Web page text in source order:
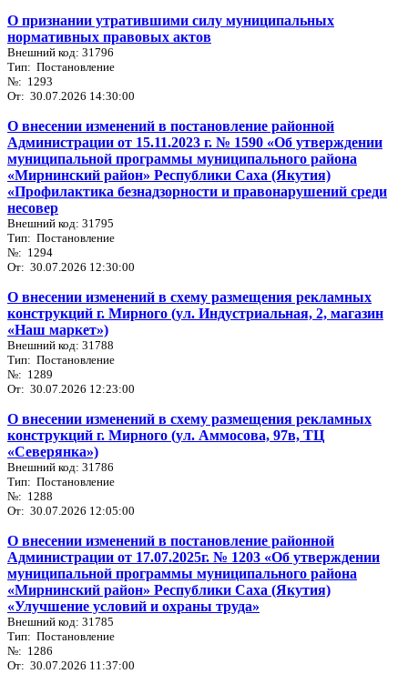
О признании утратившими силу муниципальных
нормативных правовых актов
Внешний код: 31796
Тип: Постановление
№: 1293
От: 30.07.2026 14:30:00
О внесении изменений в постановление районной
Администрации от 15.11.2023 г. № 1590 «Об утверждении
муниципальной программы муниципального района
«Мирнинский район» Республики Саха (Якутия)
«Профилактика безнадзорности и правонарушений среди
несовер
Внешний код: 31795
Тип: Постановление
№: 1294
От: 30.07.2026 12:30:00
О внесении изменений в схему размещения рекламных
конструкций г. Мирного (ул. Индустриальная, 2, магазин
«Наш маркет»)
Внешний код: 31788
Тип: Постановление
№: 1289
От: 30.07.2026 12:23:00
О внесении изменений в схему размещения рекламных
конструкций г. Мирного (ул. Аммосова, 97в, ТЦ
«Северянка»)
Внешний код: 31786
Тип: Постановление
№: 1288
От: 30.07.2026 12:05:00
О внесении изменений в постановление районной
Администрации от 17.07.2025г. № 1203 «Об утверждении
муниципальной программы муниципального района
«Мирнинский район» Республики Саха (Якутия)
«Улучшение условий и охраны труда»
Внешний код: 31785
Тип: Постановление
№: 1286
От: 30.07.2026 11:37:00